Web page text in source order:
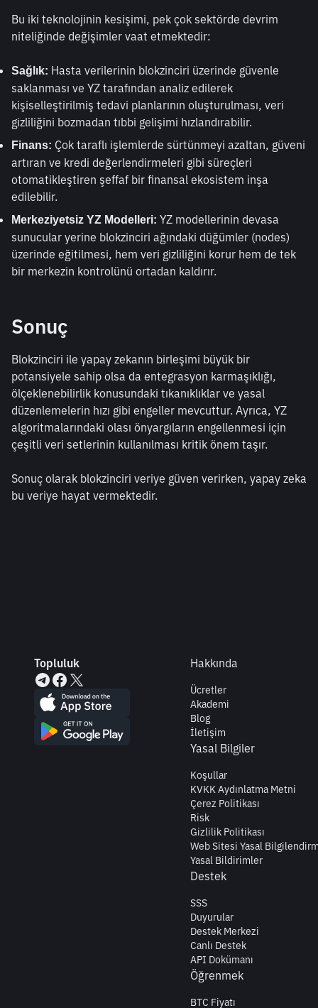
Bu iki teknolojinin kesişimi, pek çok sektörde devrim
niteliğinde değişimler vaat etmektedir:
Sağlık: Hasta verilerinin blokzinciri üzerinde güvenle
saklanması ve YZ tarafından analiz edilerek
kişiselleştirilmiş tedavi planlarının oluşturulması, veri
gizliliğini bozmadan tıbbi gelişimi hızlandırabilir.
Finans: Çok taraflı işlemlerde sürtünmeyi azaltan, güveni
artıran ve kredi değerlendirmeleri gibi süreçleri
otomatikleştiren şeffaf bir finansal ekosistem inşa
edilebilir.
Merkeziyetsiz YZ Modelleri: YZ modellerinin devasa
sunucular yerine blokzinciri ağındaki düğümler (nodes)
üzerinde eğitilmesi, hem veri gizliliğini korur hem de tek
bir merkezin kontrolünü ortadan kaldırır.
Sonuç
Blokzinciri ile yapay zekanın birleşimi büyük bir
potansiyele sahip olsa da entegrasyon karmaşıklığı,
ölçeklenebilirlik konusundaki tıkanıklıklar ve yasal
düzenlemelerin hızı gibi engeller mevcuttur. Ayrıca, YZ
algoritmalarındaki olası önyargıların engellenmesi için
çeşitli veri setlerinin kullanılması kritik önem taşır.
Sonuç olarak blokzinciri veriye güven verirken, yapay zeka
bu veriye hayat vermektedir.
Topluluk Hakkında
Ücretler
Akademi
Blog
İletişim
Yasal Bilgiler
Koşullar
KVKK Aydınlatma Metni
Çerez Politikası
Risk
Gizlilik Politikası
Web Sitesi Yasal
Yasal Bildirimler
Destek
SSS
Duyurular
Destek Merkezi
Canlı Destek
API Dokümanı
Öğrenmek
BTC Fiyatı